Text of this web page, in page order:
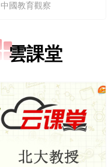
中國教育觀察
雲課堂